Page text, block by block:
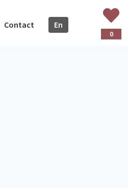
Contact En
0